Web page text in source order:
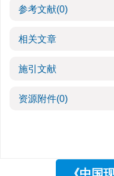
参考文献(0)
相关文章
施引文献
资源附件(0)
《中国